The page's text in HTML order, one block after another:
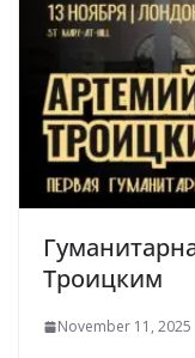
Троицким
November 11, 2025